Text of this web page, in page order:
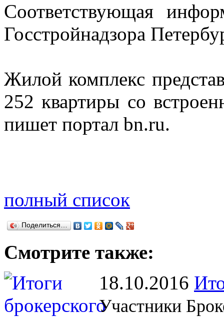
Соответствующая
Госстройнадзора
Жилой комплекс
252 квартиры со
пишет портал bn.ru.
полный список
Поделиться…
Смотрите также:
18.10.2016
Участники